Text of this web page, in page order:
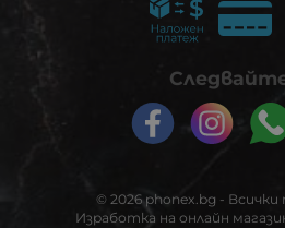
© 2026 phonex.bg - Всички
Изработка на онлайн